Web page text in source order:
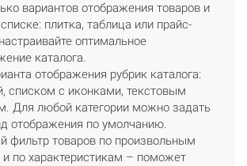
вариантов отображения товаров и
плитка, таблица или прайс-
оптимальное
каталога.
отображения рубрик каталога:
списком с иконками, текстовым
Для любой категории можно задать
отображения по умолчанию.
фильтр товаров по произвольным
по характеристикам – поможет